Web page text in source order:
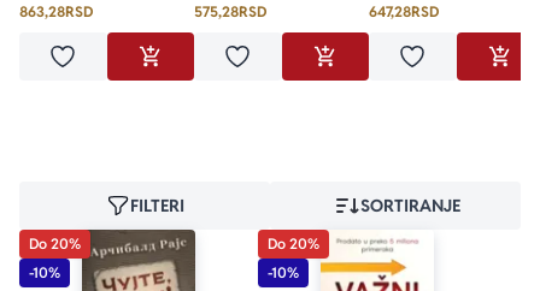
863,28RSD
Dodaj u omiljeneDODAJ U KORPU
575,28RSD
Dodaj u omiljeneDODAJ U KORPU
647,28RSD
Dodaj u
FILTERI SORTIRANJE
Do 20%
-10%
Do 20%
-10%